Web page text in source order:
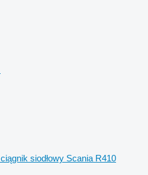
ciągnik siodłowy Scania R410